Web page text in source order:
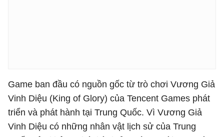
Game ban đầu có nguồn gốc từ trò chơi Vương Giả
Vinh Diệu (King of Glory) của Tencent Games phát
triển và phát hành tại Trung Quốc. Vì Vương Giả
Vinh Diệu có những nhân vật lịch sử của Trung